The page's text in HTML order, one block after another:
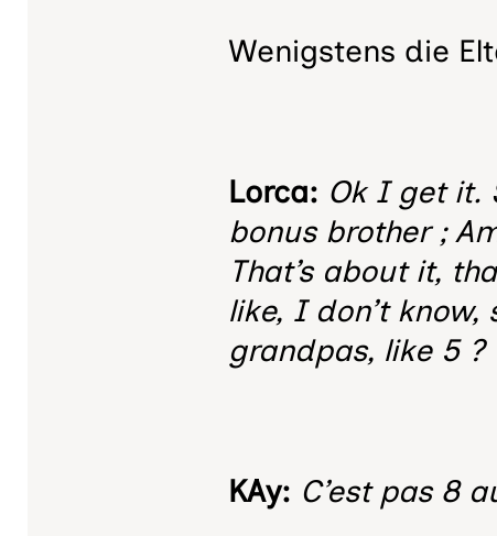
Wenigstens die
Lorca: Ok I get it.
bonus brother ;
That’s about it,
like, I don’t
grandpas, like 5 ?
KAy: C’est pas 8